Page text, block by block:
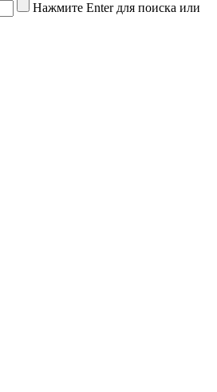
Нажмите Enter для поиска или